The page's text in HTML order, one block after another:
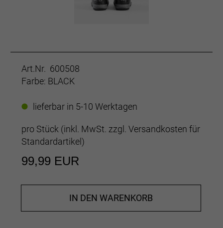
Art.Nr. 600508
Farbe: BLACK
lieferbar in 5-10 Werktagen
pro Stück (inkl. MwSt. zzgl. Versandkosten für
Standardartikel)
99,99 EUR
IN DEN WARENKORB